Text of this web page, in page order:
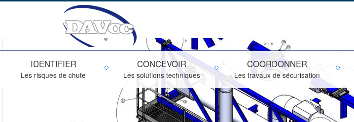
IDENTIFIER
Les risques de chute
CONCEVOIR
Les solutions techniques
COORDONNER
Les travaux de sécurisation